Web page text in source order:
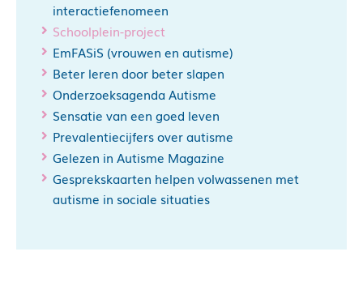
interactiefenomeen
Schoolplein-project
EmFASiS (vrouwen en autisme)
Beter leren door beter slapen
Onderzoeksagenda Autisme
Sensatie van een goed leven
Prevalentiecijfers over autisme
Gelezen in Autisme Magazine
Gesprekskaarten helpen volwassenen met
autisme in sociale situaties